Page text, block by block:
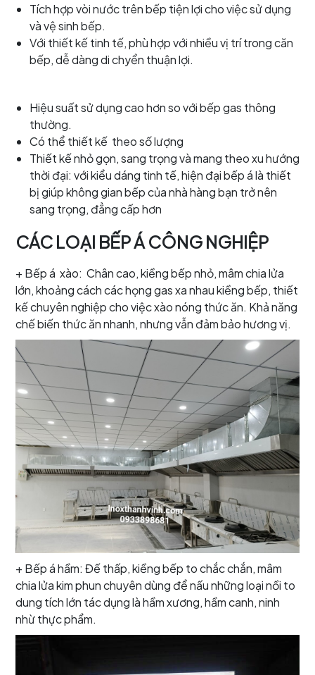
Tích hợp vòi nước trên bếp tiện lợi cho việc sử dụng
và vệ sinh bếp.
Với thiết kế tinh tế, phù hợp với nhiều vị trí trong căn
bếp, dễ dàng di chyển thuận lợi.
Hiệu suất sử dụng cao hơn so với bếp gas thông
thường.
Có thể thiết kế theo số lượng
Thiết kế nhỏ gọn, sang trọng và mang theo xu hướng
thời đại: với kiểu dáng tinh tế, hiện đại bếp á là thiết
bị giúp không gian bếp của nhà hàng bạn trở nên
sang trọng, đẳng cấp hơn
CÁC LOẠI BẾP Á CÔNG NGHIỆP
+ Bếp á xào: Chân cao, kiềng bếp nhỏ, mâm chia lửa
lớn, khoảng cách các họng gas xa nhau kiềng bếp, thiết
kế chuyên nghiệp cho việc xào nóng thức ăn. Khả năng
chế biến thức ăn nhanh, nhưng vẫn đảm bảo hương vị.
+ Bếp á hầm: Đế thấp, kiềng bếp to chắc chắn, mâm
chia lửa kim phun chuyên dùng để nấu những loại nồi to
dung tích lớn tác dụng là hầm xương, hầm canh, ninh
nhừ thực phẩm.